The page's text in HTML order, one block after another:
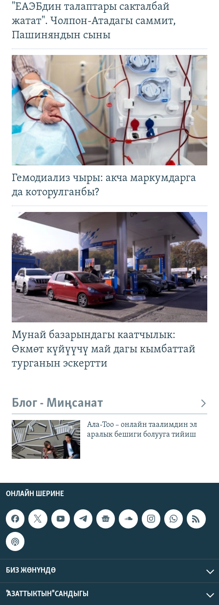
"ЕАЭБдин талаптары сакталбай
жатат". Чолпон-Атадагы саммит,
Пашиняндын сыны
Гемодиализ чыры: акча маркумдарга
да которулганбы?
Мунай базарындагы каатчылык:
Өкмөт күйүүчү май дагы кымбаттай
турганын эскертти
Блог - Миңсанат
Ала-Тоо – онлайн таалимдин эл
аралык бешиги болууга тийиш
ОНЛАЙН ШЕРИНЕ
БИЗ ЖӨНҮНДӨ
"АЗАТТЫКТЫН" САНДЫГЫ